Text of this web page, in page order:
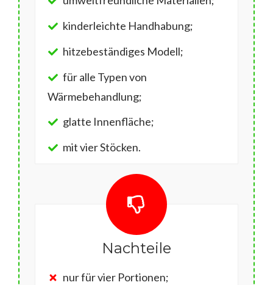
kinderleichte Handhabung;
hitzebeständiges Modell;
für alle Typen von
Wärmebehandlung;
glatte Innenfläche;
mit vier Stöcken.
Nachteile
nur für vier Portionen;